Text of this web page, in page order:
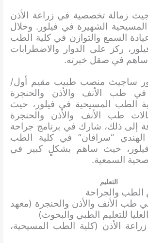
زمالة تخصصية في زراعة الأذن
الشهيرة في فيلور. وخلال
السمع والتوازن في كلية الطب
ركز على الدوار والاضطرابات
ساهم في صقل خبرته.
ساجيث منصب طبيب مقيم أول/
طب الأنف والأذن والحنجرة
الطب المسيحية في فيلور، حيث
طب الأنف والأذن والحنجرة
إلى ذلك، شارك في برنامج جراحة
الهندي “سرافان” في كلية الطب
حيث ساهم بشكلٍ كبير في
السمعية.
التعليم
الطب والجراحة
طب الأنف والأذن والحنجرة (معهد
للتعليم الطبي والبحوث)
الأذن (كلية الطب المسيحية،